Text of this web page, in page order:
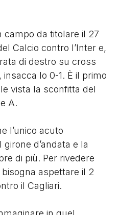
campo da titolare il 27
Calcio contro l’Inter e,
di destro su cross
, insacca lo 0-1. È il primo
vista la sconfitta del
A.
l’unico acuto
d’andata e la
di più. Per rivedere
aspettare il 2
il Cagliari.